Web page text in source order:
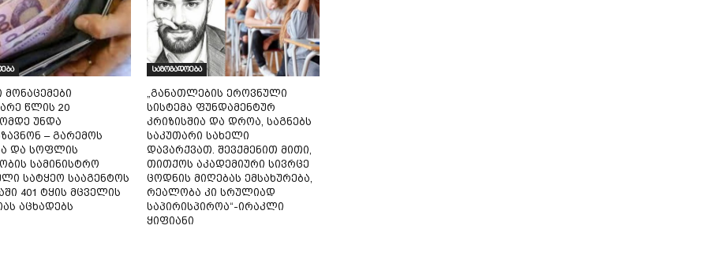
მონაცემები
წლის 20
უნდა
– გარემოს
და სოფლის
სამინისტრო
სატყეო სააგენტოს
401 ტყის მცველის
აცხადებს
საზოგადოება
„განათლების ეროვნული
სისტემა ფუნდამენტურ
კრიზისშია და დროა, საგნებს
საკუთარი სახელი
დავარქვათ. შევქმენით მითი,
თითქოს აკადემიური სივრცე
ცოდნის მიღებას ემსახურება,
რეალობა კი სრულიად
საპირისპიროა“-ირაკლი
ყიფიანი